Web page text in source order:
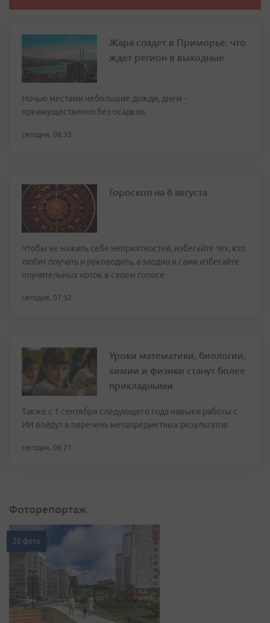
Жара спадет в Приморье: что
ждет регион в выходные
Ночью местами небольшие дожди, днем -
преимущественно без осадков
сегодня, 08:33
Гороскоп на 8 августа
Чтобы не нажить себе неприятностей, избегайте тех, кто
любит поучать и руководить, а заодно и сами избегайте
поучительных ноток в своем голосе
сегодня, 07:32
Уроки математики, биологии,
химии и физики станут более
прикладными
Также с 1 сентября следующего года навыки работы с
ИИ войдут в перечень метапредметных результатов
сегодня, 06:21
Фоторепортаж
20 фото